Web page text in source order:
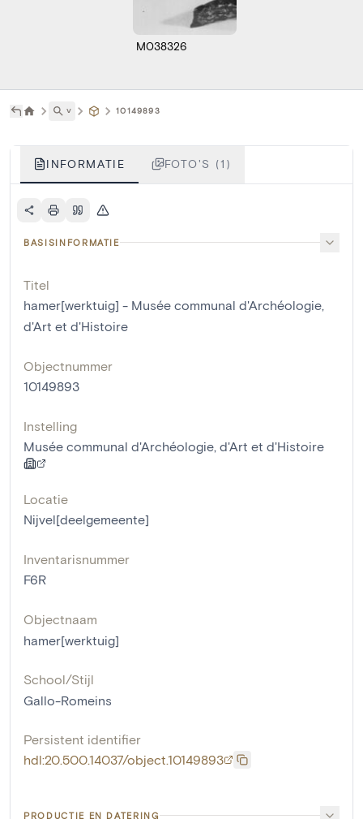
M038326
˅ 10149893
INFORMATIE FOTO'S (1)
BASISINFORMATIE
Titel
hamer[werktuig] - Musée communal d'Archéologie,
d'Art et d'Histoire
Objectnummer
10149893
Instelling
Musée communal d'Archéologie, d'Art et d'Histoire
Locatie
Nijvel[deelgemeente]
Inventarisnummer
F6R
Objectnaam
hamer[werktuig]
School/Stijl
Gallo-Romeins
Persistent identifier
hdl:20.500.14037/object.10149893
PRODUCTIE EN DATERING